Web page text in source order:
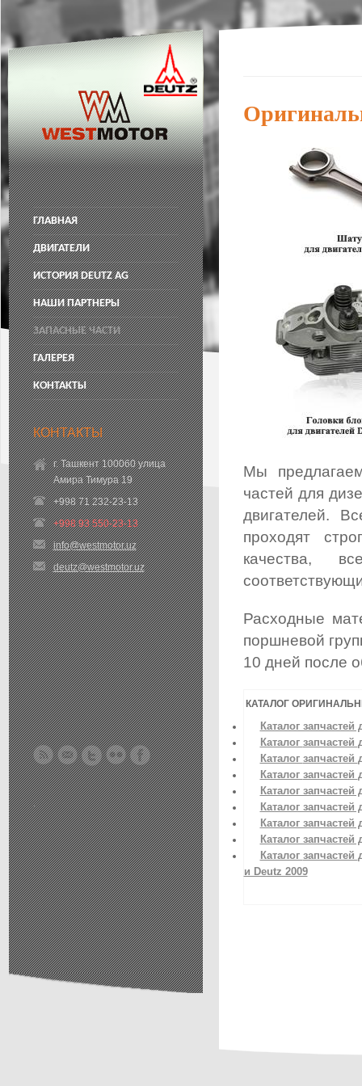
ГЛАВНАЯ
ДВИГАТЕЛИ
ИСТОРИЯ DEUTZ AG
НАШИ ПАРТНЕРЫ
ЗАПАСНЫЕ ЧАСТИ
ГАЛЕРЕЯ
КОНТАКТЫ
КОНТАКТЫ
г. Ташкент 100060 улица
Амира Тимура 19
+998 71 232-23-13
+998 93 550-23-13
info@westmotor.uz
deutz@westmotor.uz
.
Мы
частей для
двигателей.
проходят
качества,
Расходные
поршневой
10 дней после
КАТАЛОГ
Каталог запчастей
Каталог запчастей
Каталог запчастей
Каталог запчастей
Каталог запчастей
Каталог запчастей
Каталог запчастей
Каталог запчастей
Каталог запчастей
и Deutz 2009